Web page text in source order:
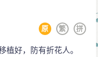
道：“臣与蹇义都是侍
。现在知道陛下要迁
下仔细考察他的本
拼
繁
原
植好，防有折花人。